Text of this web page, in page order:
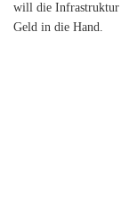
will die Infrastruktur
Geld in die Hand.